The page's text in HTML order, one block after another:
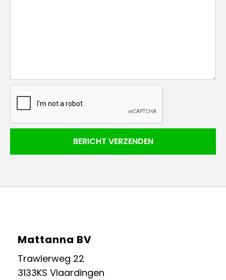
Mattanna BV
Trawlerweg 22
3133KS Vlaardingen